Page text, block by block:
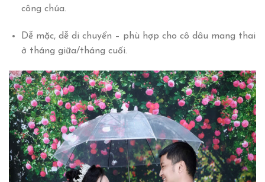
công chúa.
Dễ mặc, dễ di chuyển – phù hợp cho cô dâu mang thai
ở tháng giữa/tháng cuối.